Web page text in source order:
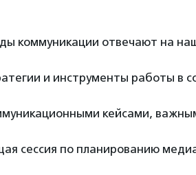
коммуникации отвечают на
и инструменты работы в
кейсами,
сессия по планированию